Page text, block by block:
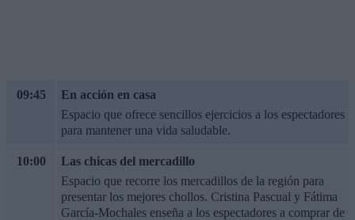
09:45
En acción en casa
Espacio que ofrece sencillos ejercicios a los espectadores
para mantener una vida saludable.
10:00
Las chicas del mercadillo
Espacio que recorre los mercadillos de la región para
presentar los mejores chollos. Cristina Pascual y Fátima
García-Mochales enseña a los espectadores a comprar de